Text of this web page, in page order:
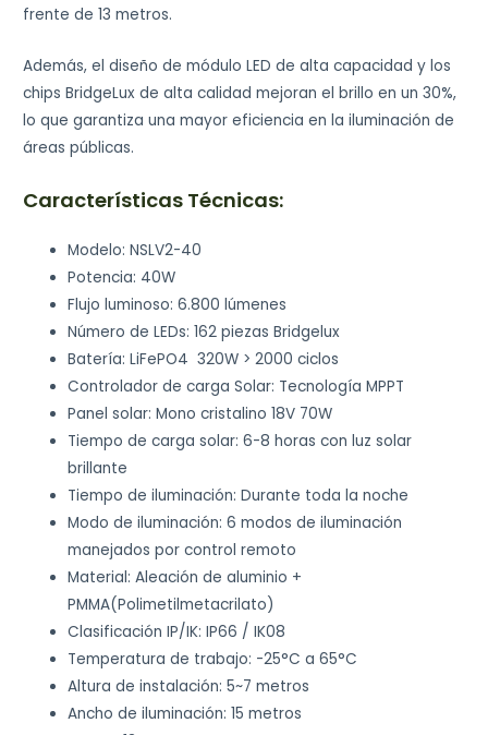
frente de 13 metros.
Además, el diseño de módulo LED de alta capacidad y los
chips BridgeLux de alta calidad mejoran el brillo en un 30%,
lo que garantiza una mayor eficiencia en la iluminación de
áreas públicas.
Características Técnicas:
Modelo: NSLV2-40
Potencia: 40W
Flujo luminoso: 6.800 lúmenes
Número de LEDs: 162 piezas Bridgelux
Batería: LiFePO4 320W > 2000 ciclos
Controlador de carga Solar: Tecnología MPPT
Panel solar: Mono cristalino 18V 70W
Tiempo de carga solar: 6-8 horas con luz solar
brillante
Tiempo de iluminación: Durante toda la noche
Modo de iluminación: 6 modos de iluminación
manejados por control remoto
Material: Aleación de aluminio +
PMMA(Polimetilmetacrilato)
Clasificación IP/IK: IP66 / IK08
Temperatura de trabajo: -25°C a 65°C
Altura de instalación: 5~7 metros
Ancho de iluminación: 15 metros